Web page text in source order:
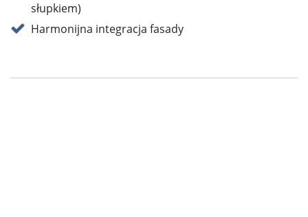
słupkiem)
Harmonijna integracja fasady